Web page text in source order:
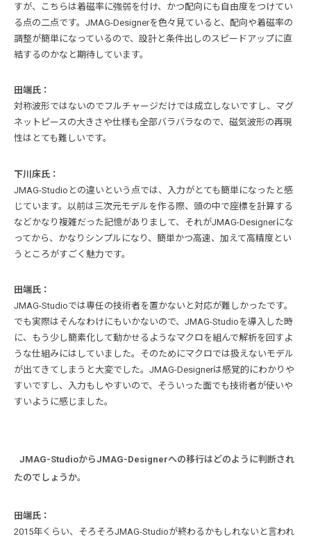
すが、こちらは着磁率に強弱を付け、かつ配向にも自由度をつけてい
る点の二点です。JMAG-Designerを色々見ていると、配向や着磁率の
調整が簡単になっているので、設計と条件出しのスピードアップに直
結するのかなと期待しています。
田端氏：
対称波形ではないのでフルチャージだけでは成立しないですし、マグ
ネットピースの大きさや仕様も全部バラバラなので、磁気波形の再現
性はとても難しいです。
下川床氏：
JMAG-Studioとの違いという点では、入力がとても簡単になったと感
じています。以前は三次元モデルを作る際、頭の中で座標を計算する
などかなり複雑だった記憶がありまして、それがJMAG-Designerにな
ってから、かなりシンプルになり、簡単かつ高速、加えて高精度とい
うところがすごく魅力です。
田端氏：
JMAG-Studioでは専任の技術者を置かないと対応が難しかったです。
でも実際はそんなわけにもいかないので、JMAG-Studioを導入した時
に、もう少し簡素化して動かせるようなマクロを組んで解析を回すよ
うな仕組みにはしていました。そのためにマクロでは扱えないモデル
が出てきてしまうと大変でした。JMAG-Designerは感覚的にわかりや
すいですし、入力もしやすいので、そういった面でも技術者が使いや
すいように感じました。
JMAG-StudioからJMAG-Designerへの移行はどのように判断され
たのでしょうか。
田端氏：
2015年くらい、そろそろJMAG-Studioが終わるかもしれないと言われ